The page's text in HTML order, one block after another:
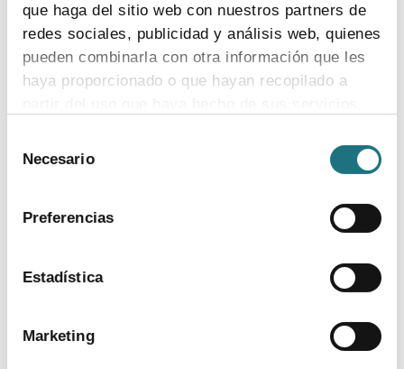
que haga del sitio web con nuestros partners de
redes sociales, publicidad y análisis web, quienes
pueden combinarla con otra información que les
haya proporcionado o que hayan recopilado a
Para más información puede acceder a nuestra
Necesario
Preferencias
Estadística
Marketing
TEMAS
Acceso Coronavirus Ensayos clínicos Farmaindustria
Gasto farmacéutico I + D Industria farmacéutica
Madrid, capital of the spanish pharmaceutical
ver más
Madrid, capital de la industria farmacéutica